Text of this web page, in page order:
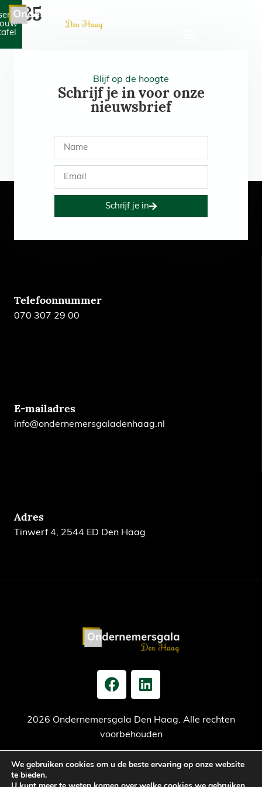
585
Blijf op de hoogte
Schrijf je in voor onze
nieuwsbrief
Schrijf je in
Telefoonnummer
070 307 29 00
E-mailadres
info@ondernemersgaladenhaag.nl
Adres
Tinwerf 4, 2544 ED Den Haag
2026 Ondernemersgala Den Haag. Alle rechten
voorbehouden
Privacy verklaring Cookiebeleid Jaarrekening
We gebruiken cookies om u de beste ervaring op onze website
te bieden.